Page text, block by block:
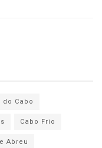
Cabo
Cabo Frio
Abreu